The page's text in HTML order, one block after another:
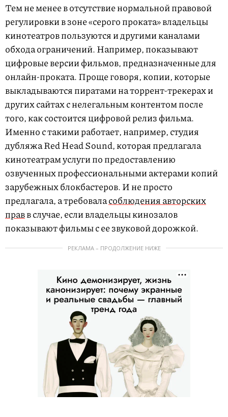
Тем не менее в отсутствие нормальной правовой
регулировки в зоне «серого проката» владельцы
кинотеатров пользуются и другими каналами
обхода ограничений. Например, показывают
цифровые версии фильмов, предназначенные для
онлайн-проката. Проще говоря, копии, которые
выкладываются пиратами на торрент-трекерах и
других сайтах с нелегальным контентом после
того, как состоится цифровой релиз фильма.
Именно с такими работает, например, студия
дубляжа Red Head Sound, которая предлагала
кинотеатрам услуги по предоставлению
озвученных профессиональными актерами копий
зарубежных блокбастеров. И не просто
предлагала, а требоваласоблюдения авторских
правв случае, если владельцы кинозалов
показывают фильмы с ее звуковой дорожкой.
РЕКЛАМА – ПРОДОЛЖЕНИЕ НИЖЕ